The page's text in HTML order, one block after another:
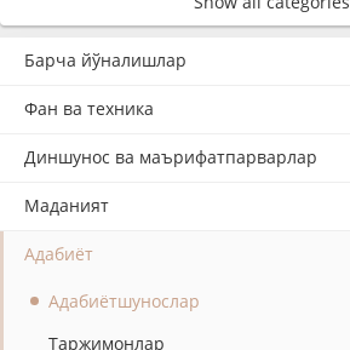
Барча йўналишлар
Фан ва техника
Диншунос ва маърифатпарварлар
Маданият
Адабиёт
Адабиётшунослар
Таржимонлар